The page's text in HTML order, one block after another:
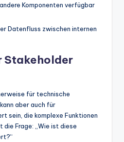
Komponenten verfügbar
Datenfluss zwischen internen
Stakeholder
für technische
aber auch für
sein, die komplexe Funktionen
Frage: „Wie ist diese